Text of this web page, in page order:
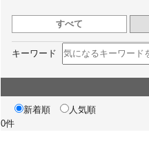
すべて
キーワード
新着順
人気順
0件